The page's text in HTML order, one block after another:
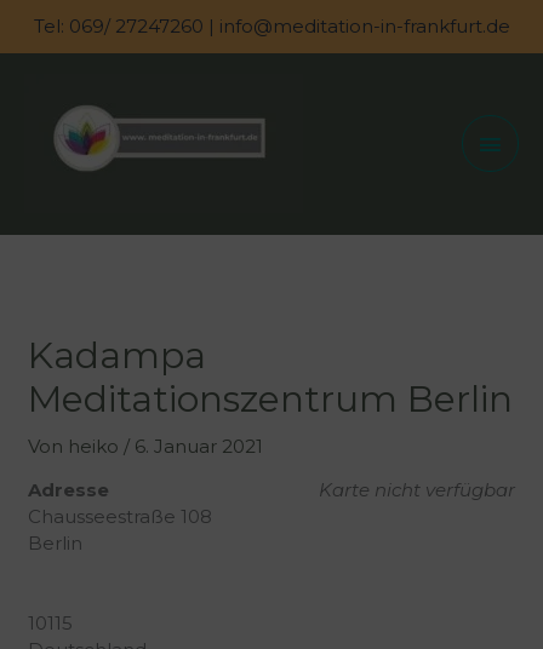
Inhalt
Tel: 069/ 27247260 | info@meditation-in-frankfurt.de
Kadampa
Meditationszentrum Berlin
Von heiko/ 6. Januar 2021
Karte nicht verfügbar
Adresse
Chausseestraße 108
Berlin
10115